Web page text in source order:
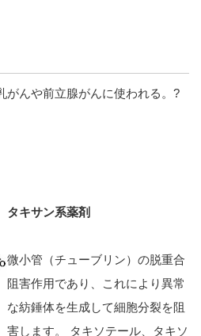
がんや前立腺がんに使われる。?
タキサン系薬剤
微小管（チューブリン）の脱重合
阻害作用であり、これにより異常
な紡錘体を生成して細胞分裂を阻
害します。 タキソテール、タキソ